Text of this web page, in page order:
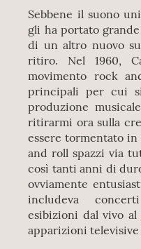
Sebbene il suono
gli ha portato grande
di un altro nuovo
ritiro. Nel 1960,
movimento rock
principali per cui si
produzione
ritirarmi ora sulla
essere tormentato in
and roll spazzi via
così tanti anni di
ovviamente
includeva
esibizioni dal vivo al
apparizioni televisive